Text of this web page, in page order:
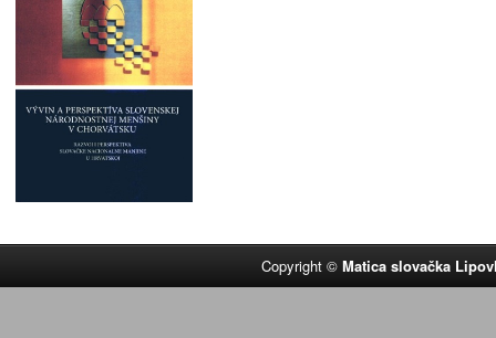
Copyright ©Matica slovačka